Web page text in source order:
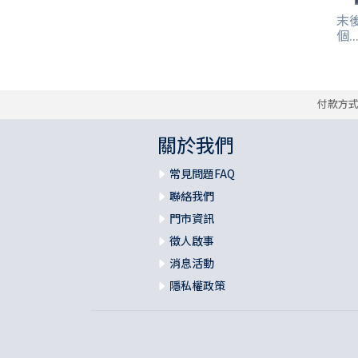
末
個...
付款方
關於我們
常見問題FAQ
聯絡我們
門市資訊
徵人啟事
消息活動
隱私權政策